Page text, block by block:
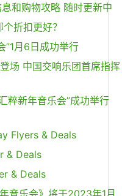
和购物攻略 随时更新中
折扣更好？
”1月6日成功举行
场 中国交响乐团首席指挥
粹新年音乐会”成功举行
Flyers & Deals
& Deals
& Deals
音乐会》将于2023年1月